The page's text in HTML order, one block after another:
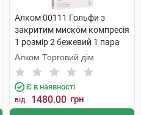
Алком 00111 Гольфи з
закритим миском компресія
1 розмір 2 бежевий 1 пара
Алком Торговий дім
Є в наявності
від 1480.00 грн